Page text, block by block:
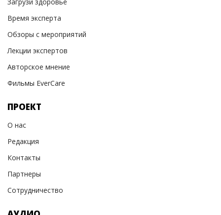
Время эксперта
Обзоры с мероприятий
Лекции экспертов
Авторское мнение
Фильмы EverCare
ПРОЕКТ
О нас
Редакция
Контакты
Партнеры
Сотрудничество